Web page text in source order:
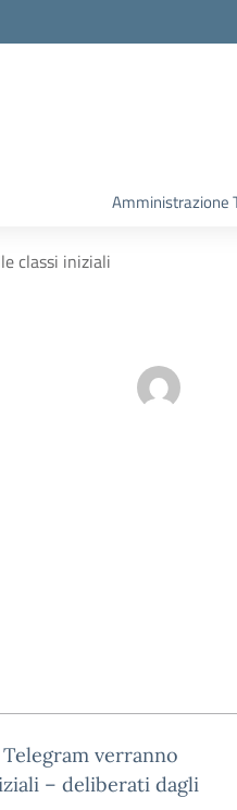
Amministrazione
classi iniziali
Telegram verranno
– deliberati dagli